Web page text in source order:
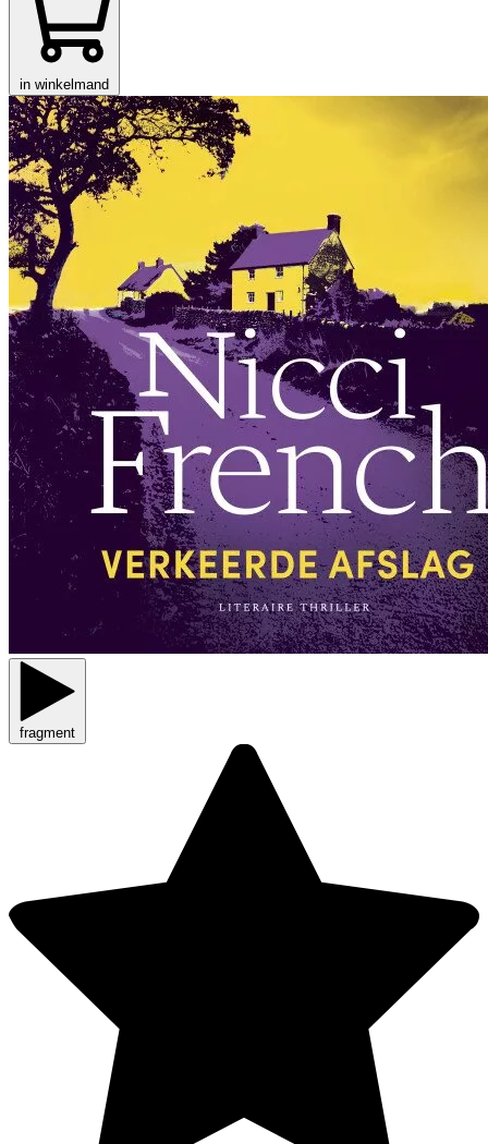
in winkelmand
fragment